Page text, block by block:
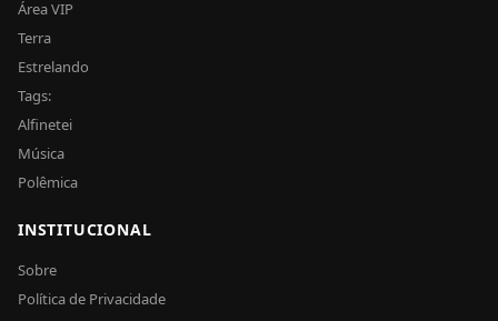
Área VIP
Terra
Estrelando
Tags:
Alfinetei
Música
Polêmica
INSTITUCIONAL
Sobre
Política de Privacidade